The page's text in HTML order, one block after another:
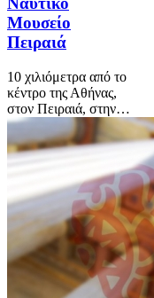
Μουσείο
Πειραιά
10 χιλιόμετρα από το
κέντρο της Αθήνας,
στον Πειραιά, στην…